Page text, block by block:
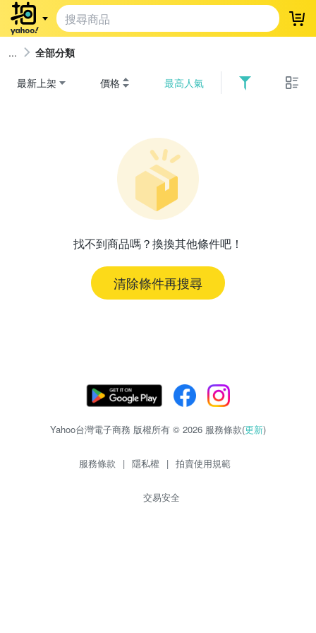
登
全部分類
最新上架 價格 最高人氣
找不到商品嗎？換換其他條件吧！
清除條件再搜尋
Yahoo台灣電子商務 版權所有 © 2026 服務條款(更新)
服務條款 | 隱私權 | 拍賣使用規範
交易安全